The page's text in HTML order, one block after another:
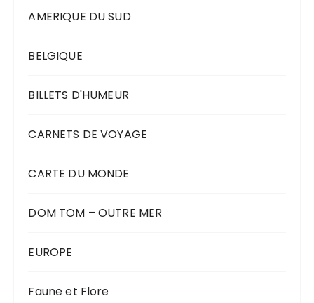
AMERIQUE DU SUD
BELGIQUE
BILLETS D'HUMEUR
CARNETS DE VOYAGE
CARTE DU MONDE
DOM TOM – OUTRE MER
EUROPE
Faune et Flore